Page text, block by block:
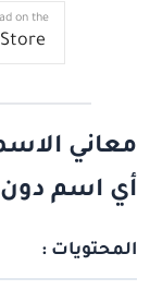
on the
معاني
أي اسم
المحتويات :